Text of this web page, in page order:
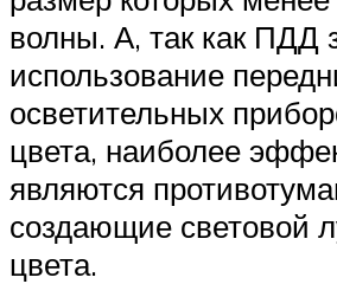
волны. А, так как ПДД
использование
осветительных
цвета, наиболее
являются
создающие световой
цвета.